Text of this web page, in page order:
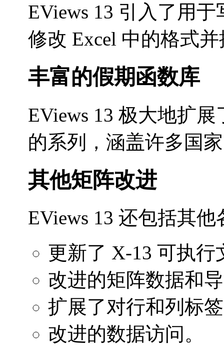
EViews 13 引入了用
修改 Excel 中的格式
丰富的假期函数库
EViews 13 极大地扩
的系列，涵盖许多国
其他矩阵改进
EViews 13 还包括其
更新了 X-13 可执
改进的矩阵数据和
扩展了对行和列标
改进的数据访问。